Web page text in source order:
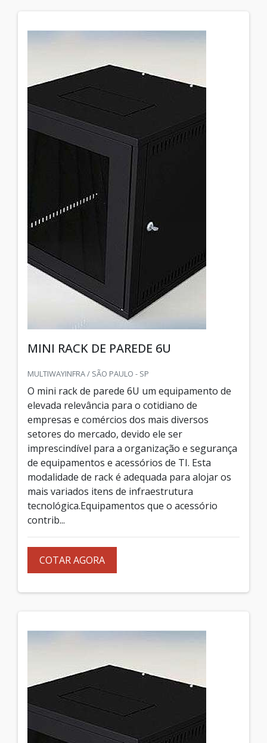
MINI RACK DE PAREDE 6U
MULTIWAYINFRA / SÃO PAULO - SP
O mini rack de parede 6U um equipamento de
elevada relevância para o cotidiano de
empresas e comércios dos mais diversos
setores do mercado, devido ele ser
imprescindível para a organização e segurança
de equipamentos e acessórios de TI. Esta
modalidade de rack é adequada para alojar os
mais variados itens de infraestrutura
tecnológica.Equipamentos que o acessório
contrib...
COTAR AGORA